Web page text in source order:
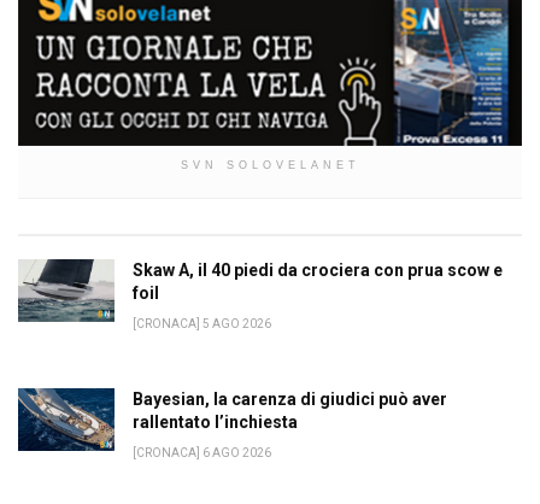
SVN SOLOVELANET
Skaw A, il 40 piedi da crociera con prua scow e
foil
[CRONACA] 5 AGO 2026
Bayesian, la carenza di giudici può aver
rallentato l’inchiesta
[CRONACA] 6 AGO 2026